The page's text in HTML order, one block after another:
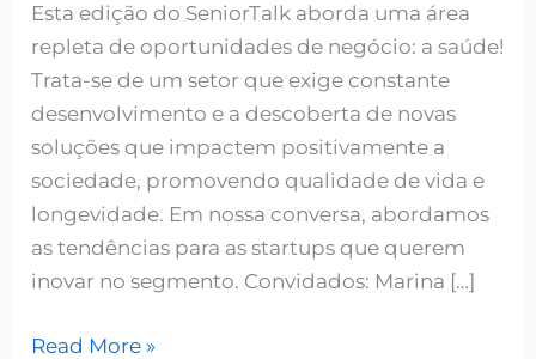
Esta edição do SeniorTalk aborda uma área
repleta de oportunidades de negócio: a saúde!
Trata-se de um setor que exige constante
desenvolvimento e a descoberta de novas
soluções que impactem positivamente a
sociedade, promovendo qualidade de vida e
longevidade. Em nossa conversa, abordamos
as tendências para as startups que querem
inovar no segmento. Convidados: Marina […]
Read More »